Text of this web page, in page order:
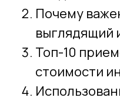
Почему
выглядящий
Топ-10
стоимости